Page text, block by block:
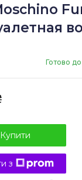
Готово
Купити
з